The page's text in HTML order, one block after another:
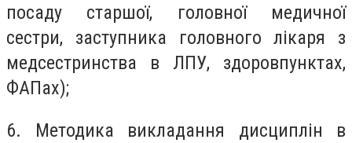
посаду старшої, головної медичної
сестри, заступника головного лікаря з
медсестринства в ЛПУ, здоровпунктах,
ФАПах);
6. Методика викладання дисциплін в